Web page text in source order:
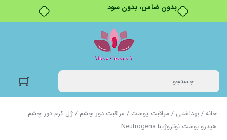
بدون ضامن، بدون سود
خانه/بهداشتی / مراقبت پوست / مراقبت دور چشم / ژل کرم دور چشم
هیدرو بوست نوتروژینا Neutrogena